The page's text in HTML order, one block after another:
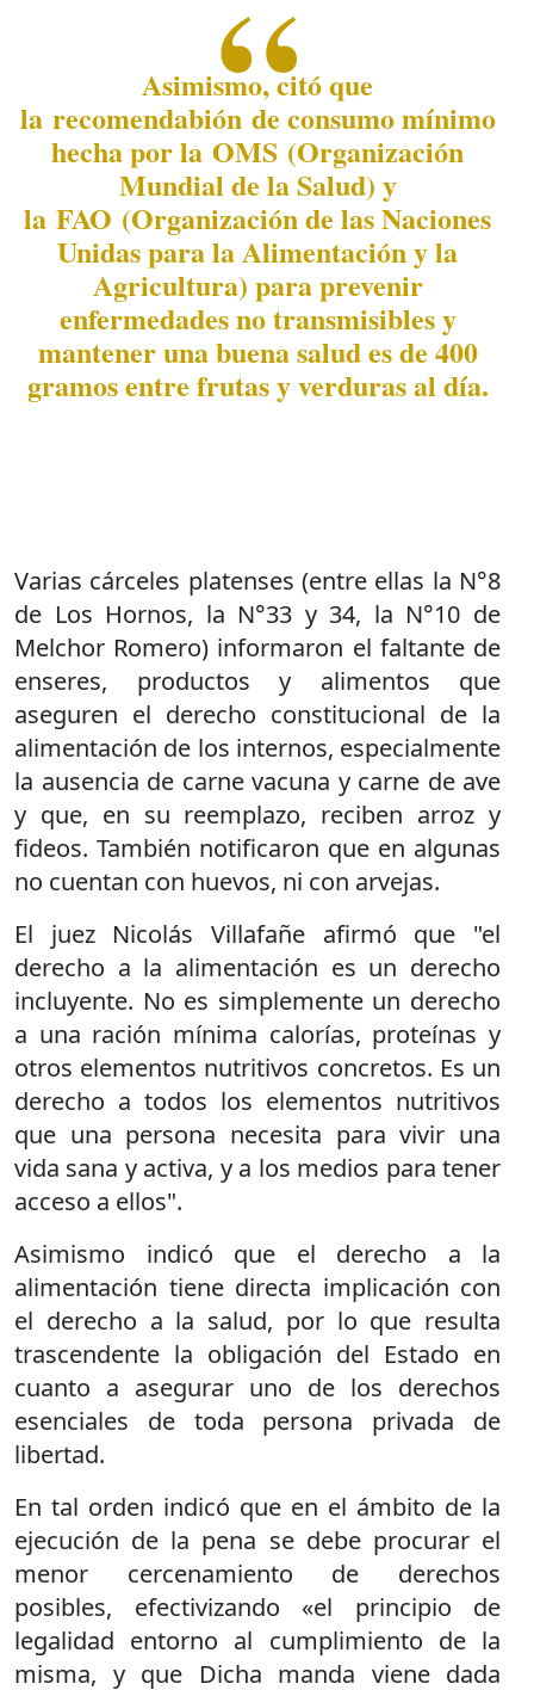
Asimismo, citó que
la recomendabión de consumo mínimo
hecha por la OMS (Organización
Mundial de la Salud) y
la FAO (Organización de las Naciones
Unidas para la Alimentación y la
Agricultura) para prevenir
enfermedades no transmisibles y
mantener una buena salud es de 400
gramos entre frutas y verduras al día.
Varias cárceles platenses (entre ellas la N°8
de Los Hornos, la N°33 y 34, la N°10 de
Melchor Romero) informaron el faltante de
enseres, productos y alimentos que
aseguren el derecho constitucional de la
alimentación de los internos, especialmente
la ausencia de carne vacuna y carne de ave
y que, en su reemplazo, reciben arroz y
fideos. También notificaron que en algunas
no cuentan con huevos, ni con arvejas.
El juez Nicolás Villafañe afirmó que "el
derecho a la alimentación es un derecho
incluyente. No es simplemente un derecho
a una ración mínima calorías, proteínas y
otros elementos nutritivos concretos. Es un
derecho a todos los elementos nutritivos
que una persona necesita para vivir una
vida sana y activa, y a los medios para tener
acceso a ellos".
Asimismo indicó que el derecho a la
alimentación tiene directa implicación con
el derecho a la salud, por lo que resulta
trascendente la obligación del Estado en
cuanto a asegurar uno de los derechos
esenciales de toda persona privada de
libertad.
En tal orden indicó que en el ámbito de la
ejecución de la pena se debe procurar el
menor cercenamiento de derechos
posibles, efectivizando «el principio de
legalidad entorno al cumplimiento de la
misma, y que Dicha manda viene dada